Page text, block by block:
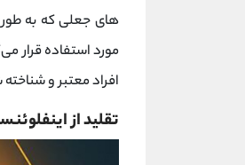
های جعلی که به‌
مورد استفاده قرار
افراد معتبر و
تقلید از